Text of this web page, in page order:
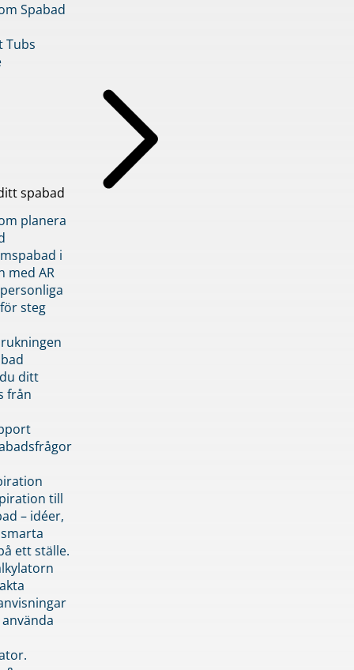
Spabad
Tubs
spabad
planera
i
med AR
steg
ditt
från
till
– idéer,
ett ställe.